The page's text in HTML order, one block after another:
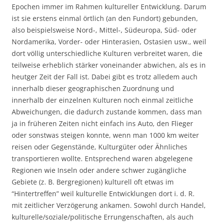
Epochen immer im Rahmen kultureller Entwicklung. Darum
ist sie erstens einmal örtlich (an den Fundort) gebunden,
also beispielsweise Nord-, Mittel-, Südeuropa, Süd- oder
Nordamerika, Vorder- oder Hinterasien, Ostasien usw., weil
dort völlig unterschiedliche Kulturen verbreitet waren, die
teilweise erheblich stärker voneinander abwichen, als es in
heutger Zeit der Fall ist. Dabei gibt es trotz alledem auch
innerhalb dieser geographischen Zuordnung und
innerhalb der einzelnen Kulturen noch einmal zeitliche
Abweichungen, die dadurch zustande kommen, dass man
ja in früheren Zeiten nicht einfach ins Auto, den Flieger
oder sonstwas steigen konnte, wenn man 1000 km weiter
reisen oder Gegenstände, Kulturgüter oder Ähnliches
transportieren wollte. Entsprechend waren abgelegene
Regionen wie Inseln oder andere schwer zugängliche
Gebiete (z. B. Bergregionen) kulturell oft etwas im
“Hintertreffen” weil kulturelle Entwicklungen dort i. d. R.
mit zeitlicher Verzögerung ankamen. Sowohl durch Handel,
kulturelle/soziale/politische Errungenschaften, als auch